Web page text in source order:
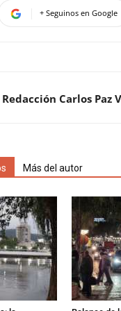
+ Seguinos en Google
Redacción Carlos Paz
Más del autor